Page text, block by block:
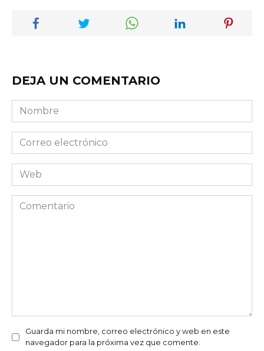
DEJA UN COMENTARIO
Nombre
Correo
electrónico
Web
Comentario
Guarda mi nombre, correo electrónico y web en este
navegador para la próxima vez que comente.